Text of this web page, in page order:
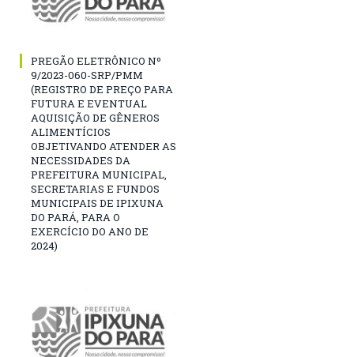
PREGÃO ELETRÔNICO Nº
9/2023-060-SRP/PMM
(REGISTRO DE PREÇO PARA
FUTURA E EVENTUAL
AQUISIÇÃO DE GÊNEROS
ALIMENTÍCIOS
OBJETIVANDO ATENDER AS
NECESSIDADES DA
PREFEITURA MUNICIPAL,
SECRETARIAS E FUNDOS
MUNICIPAIS DE IPIXUNA
DO PARÁ, PARA O
EXERCÍCIO DO ANO DE
2024)